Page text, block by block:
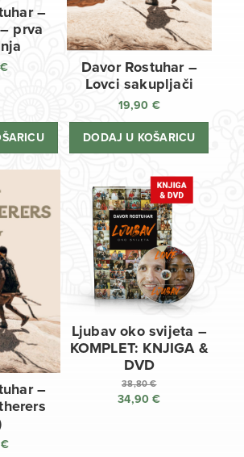
–
prva
€
Davor Rostuhar –
Lovci sakupljači
19,90 €
DODAJ U KOŠARICU
–
€
Ljubav oko svijeta –
KOMPLET: KNJIGA &
DVD
38,80€
Izvorna
34,90€